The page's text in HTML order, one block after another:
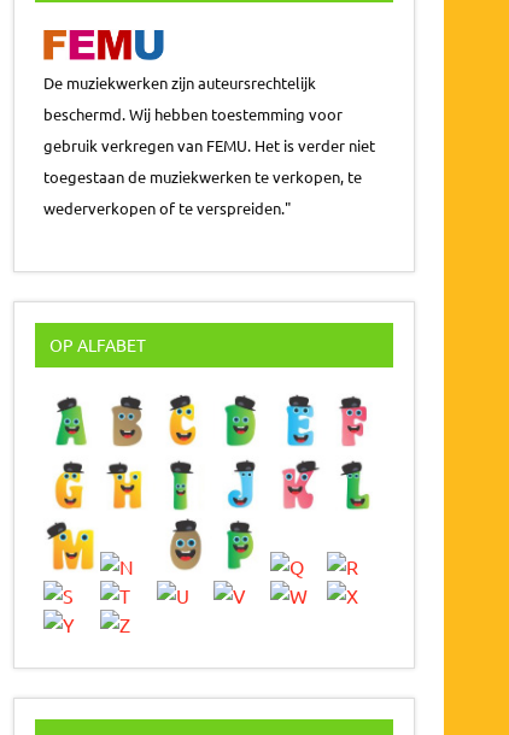
De muziekwerken zijn auteursrechtelijk
beschermd. Wij hebben toestemming voor
gebruik verkregen van FEMU. Het is verder niet
toegestaan de muziekwerken te verkopen, te
wederverkopen of te verspreiden."
OP ALFABET